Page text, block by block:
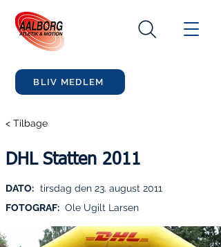
BLIV MEDLEM
< Tilbage
DHL Statten 2011
DATO: tirsdag den 23. august 2011
FOTOGRAF: Ole Ugilt Larsen